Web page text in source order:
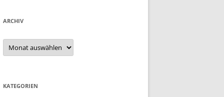
ARCHIV
Archiv
KATEGORIEN